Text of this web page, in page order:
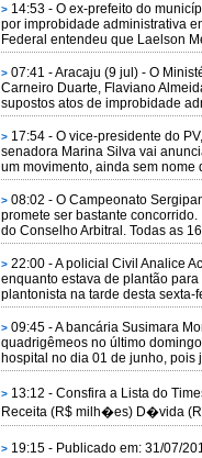
> 14:53 - O ex-prefeito do
por improbidade administrativa
Federal entendeu que Laelson
> 07:41 - Aracaju (9 jul) - O
Carneiro Duarte, Flaviano
supostos atos de improbidade
> 17:54 - O vice-presidente do
senadora Marina Silva vai
um movimento, ainda sem nome
> 08:02 - O Campeonato
promete ser bastante
do Conselho Arbitral. Todas as
> 22:00 - A policial Civil Analice
enquanto estava de plantão
plantonista na tarde desta sexta-
> 09:45 - A bancária Susimara
quadrigêmeos no último
hospital no dia 01 de junho, pois
> 13:12 - Consfira a Lista do
Receita (R$ milh�es) D�vida
> 19:15 - Publicado em: 31/07/